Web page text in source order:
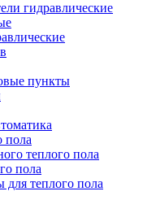
гидравлические
пункты
пола
теплого пола
пола
теплого пола